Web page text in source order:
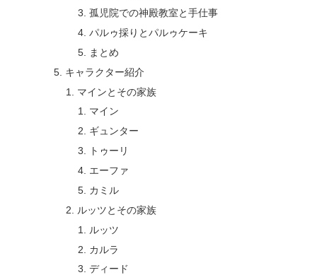
孤児院での神殿教室と手仕事
パルゥ採りとパルゥケーキ
まとめ
キャラクター紹介
マインとその家族
マイン
ギュンター
トゥーリ
エーファ
カミル
ルッツとその家族
ルッツ
カルラ
ディード